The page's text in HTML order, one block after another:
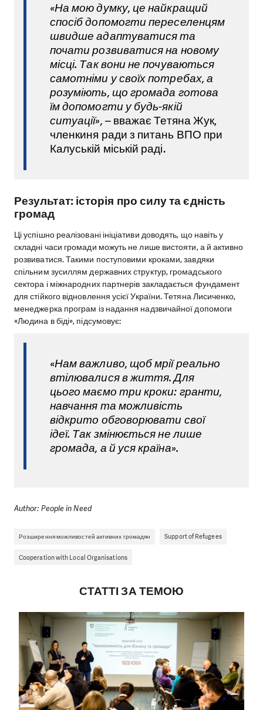
«На мою думку, це найкращий
спосіб допомогти переселенцям
швидше адаптуватися та
почати розвиватися на новому
місці. Так вони не почуваються
самотніми у своїх потребах, а
розуміють, що громада готова
їм допомогти у будь-якій
ситуації», – вважає Тетяна Жук,
членкиня ради з питань ВПО при
Калуській міській раді.
Результат: історія про силу та єдність
громад
Ці успішно реалізовані ініціативи доводять, що навіть у
складні часи громади можуть не лише вистояти, а й активно
розвиватися. Такими поступовими кроками, завдяки
спільним зусиллям державних структур, громадського
сектора і міжнародних партнерів закладається фундамент
для стійкого відновлення усієї України. Тетяна Лисиченко,
менеджерка програм із надання надзвичайної допомоги
«Людина в біді», підсумовує:
«Нам важливо, щоб мрії реально
втілювалися в життя. Для
цього маємо три кроки: гранти,
навчання та можливість
відкрито обговорювати свої
ідеї. Так змінюється не лише
громада, а й уся країна».
Author: People in Need
Розширення можливостей активних громадян Support of Refugees
Cooperation with Local Organisations
СТАТТІ ЗА ТЕМОЮ